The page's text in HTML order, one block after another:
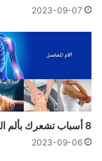
2023-09-07
8 أسباب تشعرك بألم المفاصل
2023-09-06